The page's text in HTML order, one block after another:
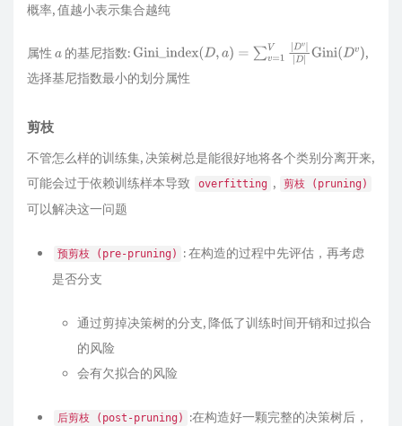
概率, 值越小表示集合越纯
属性 a 的基尼指数: Gini_index(D,a)=∑v =1V |Dv||D| Gini(Dv)
,
选择基尼指数最小的划分属性
剪枝
不管怎么样的训练集, 决策树总是能很好地将各个类别分离开来,
可能会过于依赖训练样本导致
overfitting , 剪枝 (pruning)
可以解决这一问题
预剪枝 (pre-pruning)
: 在构造的过程中先评估，再考虑
是否分支
通过剪掉决策树的分支, 降低了训练时间开销和过拟合
的风险
会有欠拟合的风险
后剪枝 (post-pruning)
:在构造好一颗完整的决策树后，